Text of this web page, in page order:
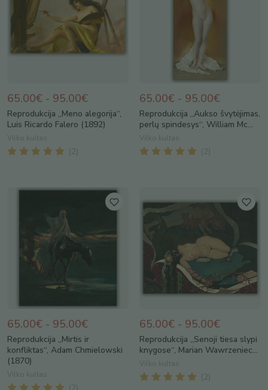
65.00€ - 95.00€
Reprodukcija „Meno alegorija“,
Luis Ricardo Falero (1892)
Vilko kultas
( 2
65.00€ - 95.00€
Reprodukcija „Aukso švytėjimas,
perlų spindesys“, William Mc...
Vilko kultas
( 2
65.00€ - 95.00€
Reprodukcija „Mirtis ir
konfliktas“, Adam Chmielowski
(1870)
Vilko kultas
(
65.00€ - 95.00€
Reprodukcija „Senoji tiesa slypi
knygose“, Marian Wawrzeniec...
Vilko kultas
( 2